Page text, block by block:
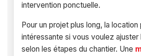
intervention ponctuelle.
Pour un projet plus long, la
intéressante si vous voulez ajuster
selon les étapes du chantier. Une